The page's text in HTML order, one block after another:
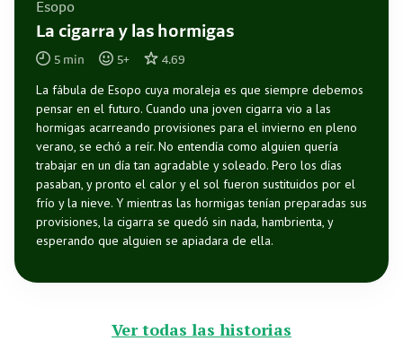
Esopo
La cigarra y las hormigas
5 min 5+ 4.69
La fábula de Esopo cuya moraleja es que siempre debemos
pensar en el futuro. Cuando una joven cigarra vio a las
hormigas acarreando provisiones para el invierno en pleno
verano, se echó a reír. No entendía como alguien quería
trabajar en un día tan agradable y soleado. Pero los días
pasaban, y pronto el calor y el sol fueron sustituidos por el
frío y la nieve. Y mientras las hormigas tenían preparadas sus
provisiones, la cigarra se quedó sin nada, hambrienta, y
esperando que alguien se apiadara de ella.
Ver todas las historias